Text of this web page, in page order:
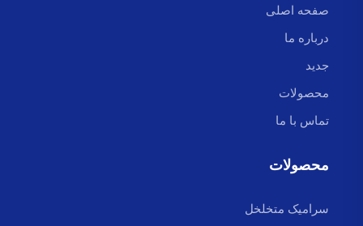
صفحه اصلی
درباره ما
جدید
محصولات
تماس با ما
محصولات
سرامیک متخلخل